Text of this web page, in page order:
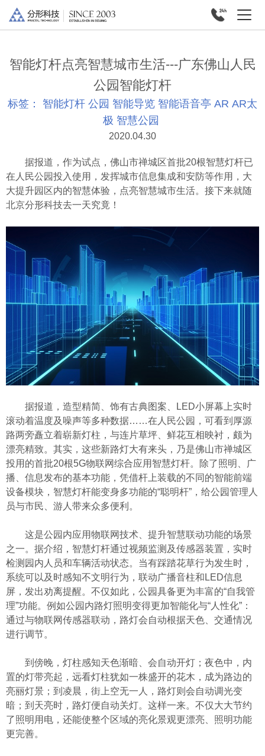
智能灯杆点亮智慧城市生活---广东佛山人民
公园智能灯杆
标签： 智能灯杆 公园 智能导览 智能语音亭 AR AR太
极 智慧公园
2020.04.30
据报道，作为试点，佛山市禅城区首批20根智慧灯杆已
在人民公园投入使用，发挥城市信息集成和安防等作用，大
大提升园区内的智慧体验，点亮智慧城市生活。接下来就随
北京分形科技去一天究竟！
据报道，造型精简、饰有古典图案、LED小屏幕上实时
滚动着温度及噪声等多种数据……在人民公园，可看到厚源
路两旁矗立着崭新灯柱，与连片草坪、鲜花互相映衬，颇为
漂亮精致。其实，这些新路灯大有来头，乃是佛山市禅城区
投用的首批20根5G物联网综合应用智慧灯杆。除了照明、广
播、信息发布的基本功能，凭借杆上装载的不同的智能前端
设备模块，智慧灯杆能变身多功能的“聪明杆”，给公园管理人
员与市民、游人带来众多便利。
这是公园内应用物联网技术、提升智慧联动功能的场景
之一。据介绍，智慧灯杆通过视频监测及传感器装置，实时
检测园内人员和车辆活动状态。当有踩踏花草行为发生时，
系统可以及时感知不文明行为，联动广播音柱和LED信息
屏，发出劝离提醒。不仅如此，公园具备更为丰富的“自我管
理”功能。例如公园内路灯照明变得更加智能化与“人性化”：
通过与物联网传感器联动，路灯会自动根据天色、交通情况
进行调节。
到傍晚，灯柱感知天色渐暗、会自动开灯；夜色中，内
置的灯带亮起，远看灯柱犹如一株盛开的花木，成为路边的
亮丽灯景；到凌晨，街上空无一人，路灯则会自动调光变
暗；到天亮时，路灯便自动关灯。这样一来。不仅大大节约
了照明用电，还能使整个区域的亮化景观更漂亮、照明功能
更完善。